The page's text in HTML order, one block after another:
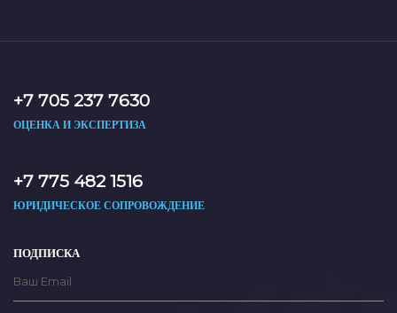
+7 705 237 7630
ОЦЕНКА И ЭКСПЕРТИЗА
+7 775 482 1516
ЮРИДИЧЕСКОЕ СОПРОВОЖДЕНИЕ
ПОДПИСКА